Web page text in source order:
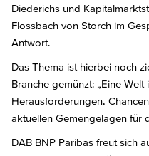
Diederichs und
Flossbach von Storch im
Antwort.
Das Thema ist hierbei noch
Branche gemünzt: „Eine Welt
Herausforderungen,
aktuellen Gemengelagen für
DAB BNP Paribas freut sich